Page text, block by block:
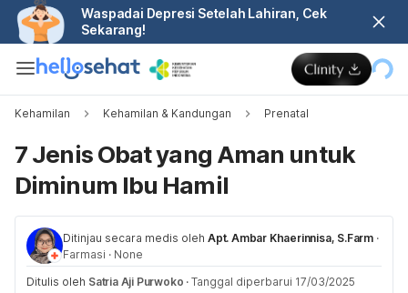
Waspadai Depresi Setelah Lahiran, Cek
Sekarang!
Kehamilan Kehamilan & Kandungan Prenatal
7 Jenis Obat yang Aman untuk
Diminum Ibu Hamil
Ditinjau secara medis oleh Apt. Ambar Khaerinnisa, S.Farm ·
Farmasi · None
Ditulis oleh Satria Aji Purwoko · Tanggal diperbarui 17/03/2025